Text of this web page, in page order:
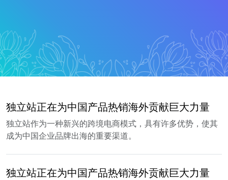
独立站正在为中国产品热销海外贡献巨大力量
独立站作为一种新兴的跨境电商模式，具有许多优势，使其
成为中国企业品牌出海的重要渠道。
独立站正在为中国产品热销海外贡献巨大力量